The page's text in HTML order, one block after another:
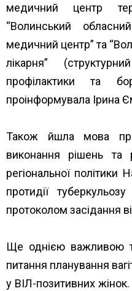
медичний центр
“Волинський
медичний центр” та
лікарня”
профілактики та
проінформувала Ірина
Також йшла мова
виконання рішень та
регіональної політики
протидії
протоколом засідання
Ще однією
питання планування
у ВІЛ-позитивних